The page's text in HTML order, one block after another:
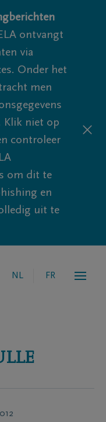
ontvangt
via
Onder het
men
Klik niet op
controleer
om dit te
en
uit te
NL FR